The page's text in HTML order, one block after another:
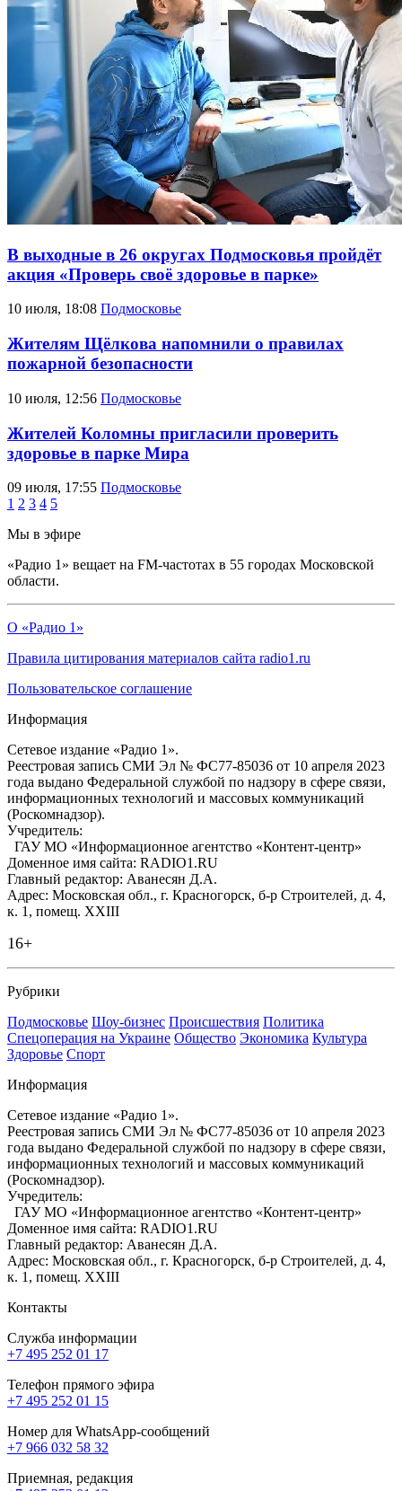
В выходные в 26 округах Подмосковья пройдёт
акция «Проверь своё здоровье в парке»
10 июля, 18:08 Подмосковье
Жителям Щёлкова напомнили о правилах
пожарной безопасности
10 июля, 12:56 Подмосковье
Жителей Коломны пригласили проверить
здоровье в парке Мира
09 июля, 17:55 Подмосковье
1 2 3 4 5
Мы в эфире
«Радио 1» вещает на FM-частотах в 55 городах Московской
области.
О «Радио 1»
Правила цитирования материалов сайта radio1.ru
Пользовательское соглашение
Информация
Сетевое издание «Радио 1».
Реестровая запись СМИ Эл № ФС77-85036 от 10 апреля 2023
года выдано Федеральной службой по надзору в сфере связи,
информационных технологий и массовых коммуникаций
(Роскомнадзор).
Учредитель:
ГАУ МО «Информационное агентство «Контент-центр»
Доменное имя сайта: RADIO1.RU
Главный редактор: Аванесян Д.А.
Адрес: Московская обл., г. Красногорск, б-р Строителей, д. 4,
к. 1, помещ. XXIII
16+
Рубрики
Подмосковье Шоу-бизнес Происшествия Политика
Спецоперация на Украине Общество Экономика Культура
Здоровье Спорт
Информация
Сетевое издание «Радио 1».
Реестровая запись СМИ Эл № ФС77-85036 от 10 апреля 2023
года выдано Федеральной службой по надзору в сфере связи,
информационных технологий и массовых коммуникаций
(Роскомнадзор).
Учредитель:
ГАУ МО «Информационное агентство «Контент-центр»
Доменное имя сайта: RADIO1.RU
Главный редактор: Аванесян Д.А.
Адрес: Московская обл., г. Красногорск, б-р Строителей, д. 4,
к. 1, помещ. XXIII
Контакты
Служба информации
+7 495 252 01 17
Телефон прямого эфира
+7 495 252 01 15
Номер для WhatsApp-сообщений
+7 966 032 58 32
Приемная, редакция